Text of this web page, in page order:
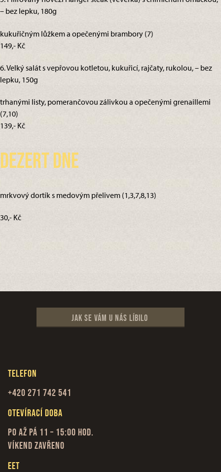
– bez lepku, 180g
kukuřičným lůžkem a opečenými brambory (7)
149,- Kč
6. Velký salát s vepřovou kotletou, kukuřicí, rajčaty, rukolou, – bez
lepku, 150g
trhanými listy, pomerančovou zálivkou a opečenými grenaillemi
(7,10)
139,- Kč
Dezert dne
mrkvový dortík s medovým přelivem (1,3,7,8,13)
30,- Kč
Jak se vám u nás líbilo
Telefon
+420 271 742 541
Otevírací doba
Po až Pá 11 – 15:00 hod.
Víkend zavřeno
EET